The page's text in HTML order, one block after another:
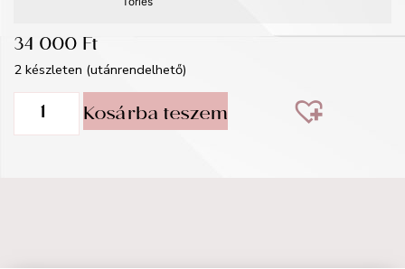
34 000Ft
2 készleten (utánrendelhető)
Kosárba teszem